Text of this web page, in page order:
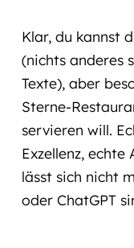
Klar, du kannst
(nichts anderes
Texte), aber
Sterne-
servieren will.
Exzellenz,
lässt sich nicht
oder ChatGPT